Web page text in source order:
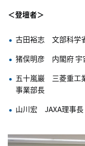
＜登壇者＞
古田裕志 文部科学
猪俣明彦 内閣府 宇
五十嵐巖 三菱重工
事業部長
山川宏 JAXA理事長